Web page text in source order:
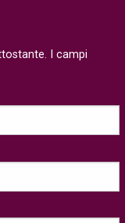
I campi